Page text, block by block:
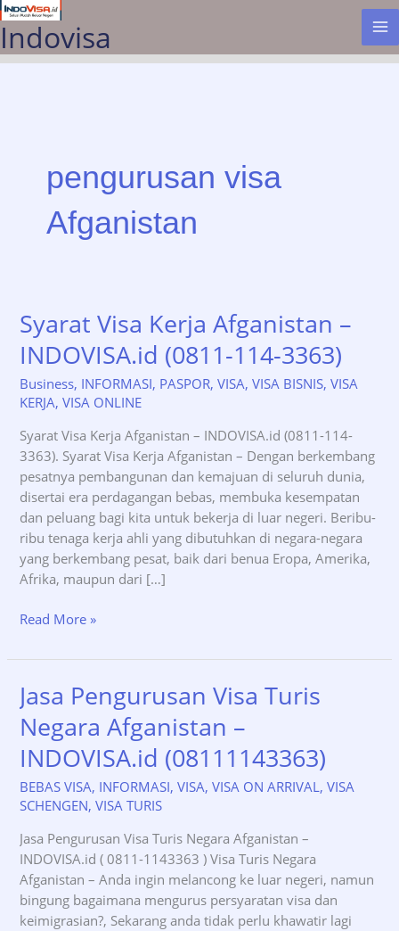
Lewati
ke
konten
Indovisa
pengurusan visa
Afganistan
Syarat Visa Kerja Afganistan –
INDOVISA.id (0811-114-3363)
Business, INFORMASI, PASPOR,VISA,VISA BISNIS,VISA
KERJA,VISA ONLINE
Syarat Visa Kerja Afganistan – INDOVISA.id (0811-114-
3363). Syarat Visa Kerja Afganistan – Dengan berkembang
pesatnya pembangunan dan kemajuan di seluruh dunia,
disertai era perdagangan bebas, membuka kesempatan
dan peluang bagi kita untuk bekerja di luar negeri. Beribu-
ribu tenaga kerja ahli yang dibutuhkan di negara-negara
yang berkembang pesat, baik dari benua Eropa, Amerika,
Afrika, maupun dari […]
Syarat
Kerja
INDOVISA.id
(0811-
114-
3363)
Read More »
Jasa Pengurusan Visa Turis
Negara Afganistan –
INDOVISA.id (08111143363)
BEBAS VISA, INFORMASI,VISA,VISA ON ARRIVAL,VISA
SCHENGEN,VISA TURIS
Jasa Pengurusan Visa Turis Negara Afganistan –
INDOVISA.id ( 0811-1143363 ) Visa Turis Negara
Afganistan – Anda ingin melancong ke luar negeri, namun
bingung bagaimana mengurus persyaratan visa dan
keimigrasian?, Sekarang anda tidak perlu khawatir lagi